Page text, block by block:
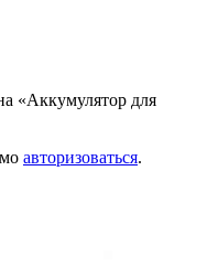
«Аккумулятор для
авторизоваться.